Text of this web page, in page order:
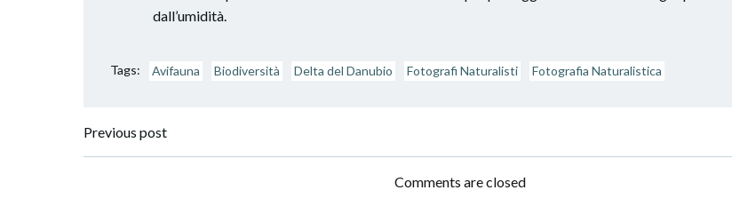
dall’umidità.
Tags: Avifauna Biodiversità Delta del Danubio Fotografi Naturalisti Fotografia Naturalistica
Post
Previous post
navigation
Comments are closed